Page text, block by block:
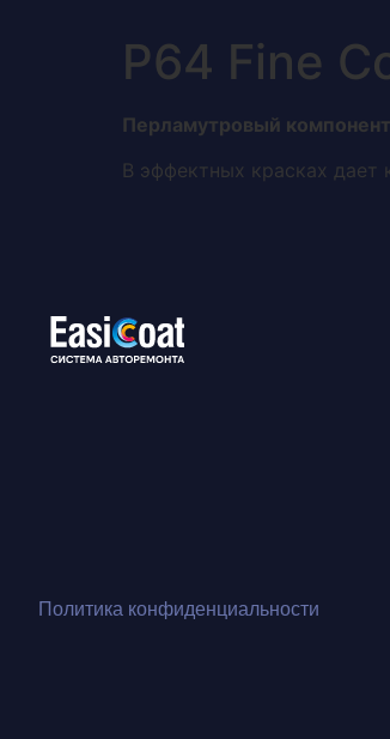
Р64 Fine
Перламутровый
В эффектных красках дает
Политика конфиденциальности